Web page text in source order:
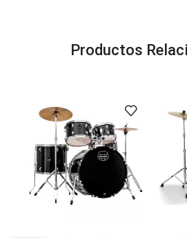
Productos